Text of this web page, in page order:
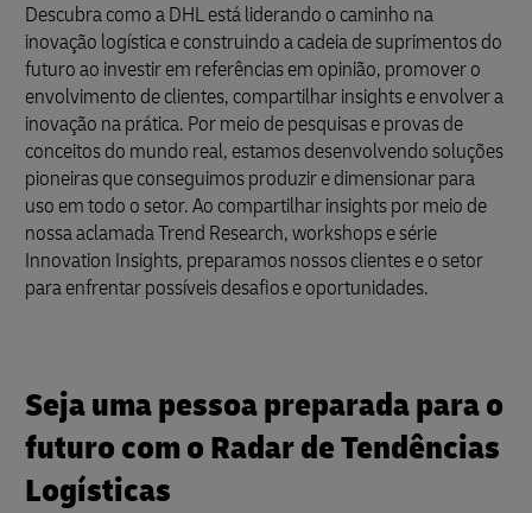
Descubra como a DHL está liderando o caminho na
inovação logística e construindo a cadeia de suprimentos do
futuro ao investir em referências em opinião, promover o
envolvimento de clientes, compartilhar insights e envolver a
inovação na prática. Por meio de pesquisas e provas de
conceitos do mundo real, estamos desenvolvendo soluções
pioneiras que conseguimos produzir e dimensionar para
uso em todo o setor. Ao compartilhar insights por meio de
nossa aclamada Trend Research, workshops e série
Innovation Insights, preparamos nossos clientes e o setor
para enfrentar possíveis desafios e oportunidades.
Seja uma pessoa preparada para o
futuro com o Radar de Tendências
Logísticas